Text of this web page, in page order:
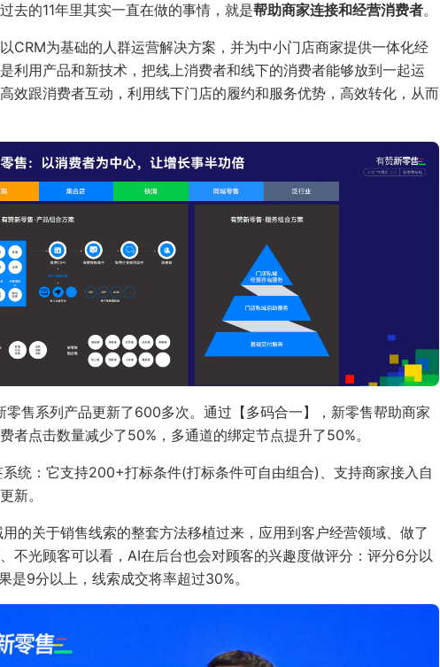
去的11年里其实一直在做的事情，就是帮助商家连接和经营消费者。
CRM为基础的人群运营解决方案，并为中小门店商家提供一体化经
利用产品和新技术，把线上消费者和线下的消费者能够放到一起运
效跟消费者互动，利用线下门店的履约和服务优势，高效转化，从而
售系列产品更新了600多次。通过【多码合一】，新零售帮助商家
者点击数量减少了50%，多通道的绑定节点提升了50%。
统：它支持200+打标条件(打标条件可自由组合)、支持商家接入自
新。
的关于销售线索的整套方法移植过来，应用到客户经营领域、做了
不光顾客可以看，AI在后台也会对顾客的兴趣度做评分：评分6分以
是9分以上，线索成交将率超过30%。